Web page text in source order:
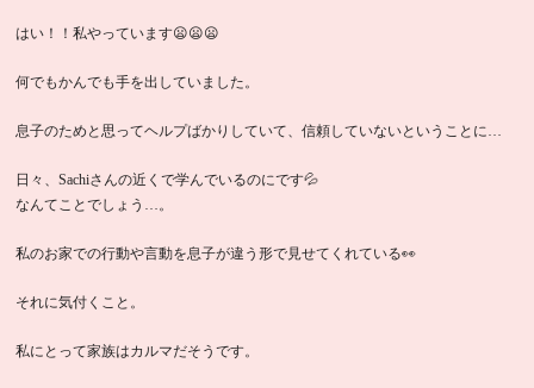
はい！！私やっています😦😦😦
何でもかんでも手を出していました。
息子のためと思ってヘルプばかりしていて、信頼していないということに…
日々、Sachiさんの近くで学んでいるのにです💦
なんてことでしょう…。
私のお家での行動や言動を息子が違う形で見せてくれている👀
それに気付くこと。
私にとって家族はカルマだそうです。